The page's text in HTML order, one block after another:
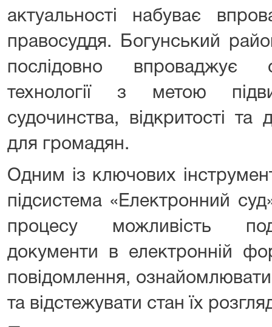
актуальності набуває
правосуддя. Богунський
послідовно впроваджує
технології з метою
судочинства, відкритості та
для громадян.
Одним із ключових
підсистема «Електронний
процесу можливість
документи в електронній
повідомлення,
та відстежувати стан їх